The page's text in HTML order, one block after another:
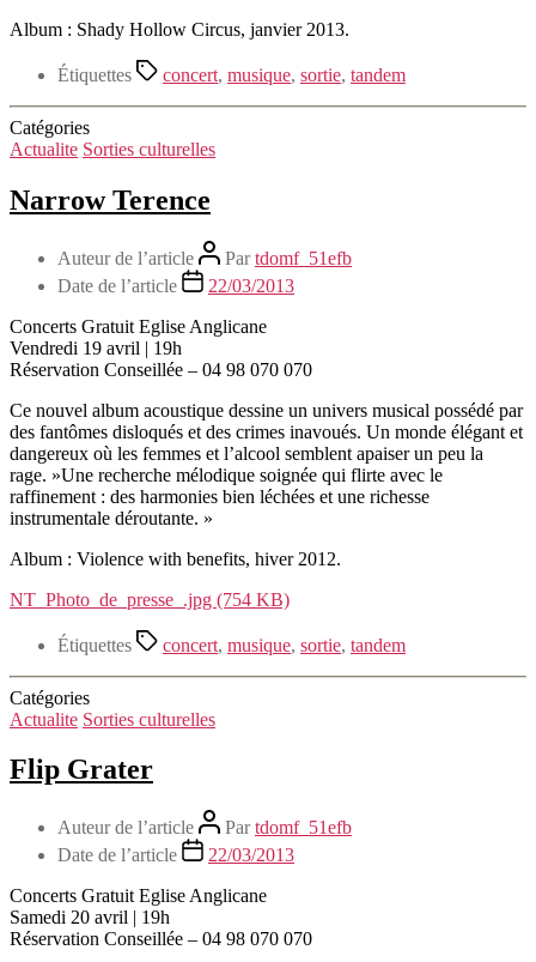
Album : Shady Hollow Circus, janvier 2013.
Étiquettes concert, musique, sortie, tandem
Catégories
Actualite Sorties culturelles
Narrow Terence
Auteur de l’article Partdomf_51efb
Date de l’article
22/03/2013
Concerts Gratuit Eglise Anglicane
Vendredi 19 avril | 19h
Réservation Conseillée – 04 98 070 070
Ce nouvel album acoustique dessine un univers musical possédé par
des fantômes disloqués et des crimes inavoués. Un monde élégant et
dangereux où les femmes et l’alcool semblent apaiser un peu la
rage. »Une recherche mélodique soignée qui flirte avec le
raffinement : des harmonies bien léchées et une richesse
instrumentale déroutante. »
Album : Violence with benefits, hiver 2012.
NT_Photo_de_presse_.jpg (754 KB)
Étiquettes concert, musique, sortie, tandem
Catégories
Actualite Sorties culturelles
Flip Grater
Auteur de l’article Partdomf_51efb
Date de l’article
22/03/2013
Concerts Gratuit Eglise Anglicane
Samedi 20 avril | 19h
Réservation Conseillée – 04 98 070 070